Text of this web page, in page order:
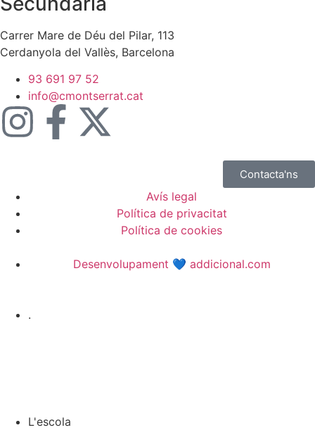
Carrer Mare de Déu del Pilar, 113
Cerdanyola del Vallès, Barcelona
93 691 97 52
info@cmontserrat.cat
Contacta'ns
Avís legal
Política de privacitat
Política de cookies
Desenvolupament 💙 addicional.com
.
L'escola